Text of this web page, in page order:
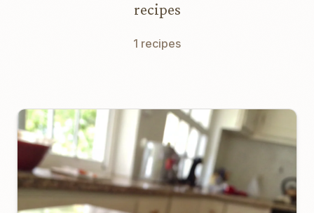
recipes
1 recipes